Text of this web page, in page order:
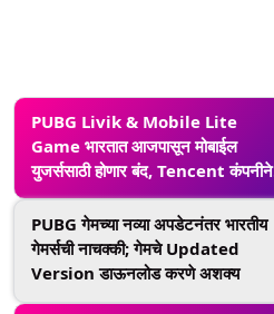
PUBG Livik & Mobile Lite
Game भारतात आजपासून मोबाईल
युजर्ससाठी होणार बंद, Tencent कंपनीने
दिली माहिती
PUBG गेमच्या नव्या अपडेटनंतर भारतीय
गेमर्सची नाचक्की; गेमचे Updated
Version डाऊनलोड करणे अशक्य